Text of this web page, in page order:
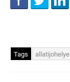
Tags